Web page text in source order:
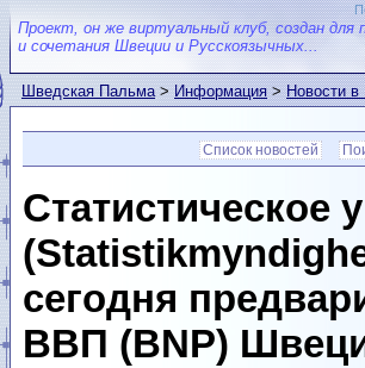
Проект, он же виртуальный клуб, создан для
и сочетания Швеции и Русскоязычных...
Шведская Пальма>Информация>Новости
Список новостей
Статистическое
сегодня
ВВП (BNP)